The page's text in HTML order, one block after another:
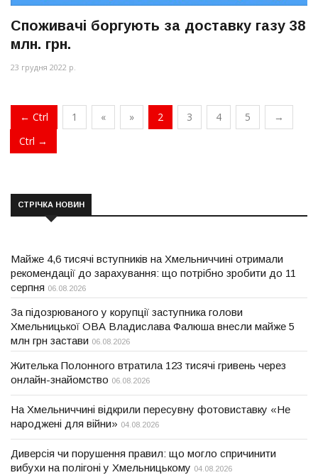
Споживачі боргують за доставку газу 38
млн. грн.
23 грудня 2022 р.
← Ctrl 1 « » 2 3 4 5
→
Ctrl →
СТРІЧКА НОВИН
Майже 4,6 тисячі вступників на Хмельниччині отримали
рекомендації до зарахування: що потрібно зробити до 11
серпня 06.08.2026
За підозрюваного у корупції заступника голови
Хмельницької ОВА Владислава Фалюша внесли майже 5
млн грн застави 06.08.2026
Жителька Полонного втратила 123 тисячі гривень через
онлайн-знайомство 06.08.2026
На Хмельниччині відкрили пересувну фотовиставку «Не
народжені для війни» 04.08.2026
Диверсія чи порушення правил: що могло спричинити
вибухи на полігоні у Хмельницькому 04.08.2026